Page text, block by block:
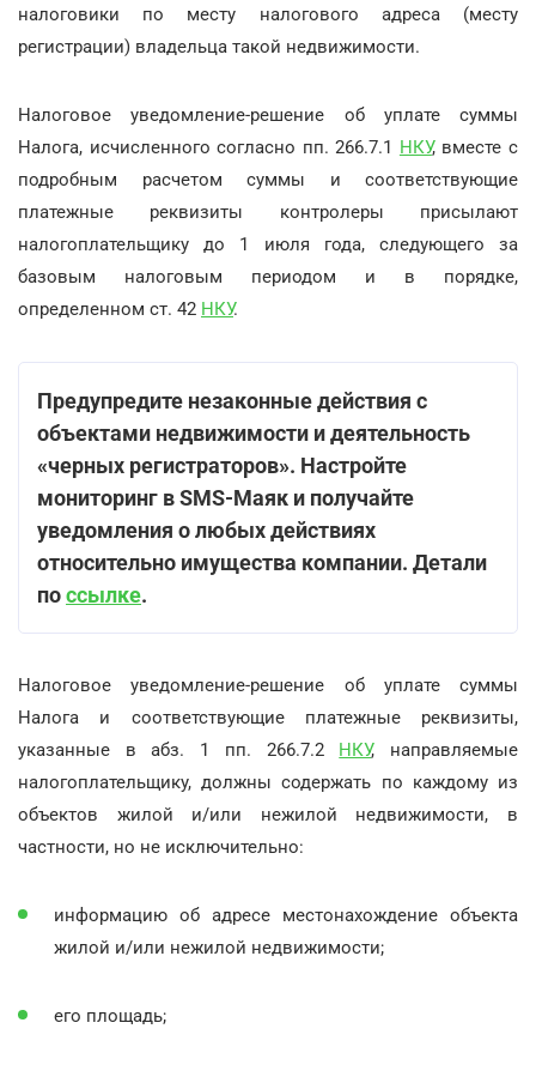
налоговики по месту налогового адреса (месту
регистрации) владельца такой недвижимости.
Налоговое уведомление-решение об уплате суммы
Налога, исчисленного согласно пп. 266.7.1 НКУ, вместе с
подробным расчетом суммы и соответствующие
платежные реквизиты контролеры присылают
налогоплательщику до 1 июля года, следующего за
базовым налоговым периодом и в порядке,
определенном ст. 42 НКУ.
Предупредите незаконные действия с
объектами недвижимости и деятельность
«черных регистраторов». Настройте
мониторинг в SMS-Маяк и получайте
уведомления о любых действиях
относительно имущества компании. Детали
поссылке.
Налоговое уведомление-решение об уплате суммы
Налога и соответствующие платежные реквизиты,
указанные в абз. 1 пп. 266.7.2 НКУ, направляемые
налогоплательщику, должны содержать по каждому из
объектов жилой и/или нежилой недвижимости, в
частности, но не исключительно:
информацию об адресе местонахождение объекта
жилой и/или нежилой недвижимости;
его площадь;